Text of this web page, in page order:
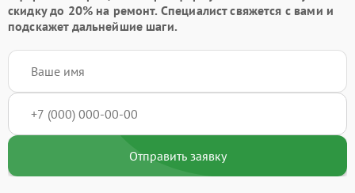
скидку до 20%на ремонт. Специалист свяжется с вами и
подскажет дальнейшие шаги.
Отправить заявку